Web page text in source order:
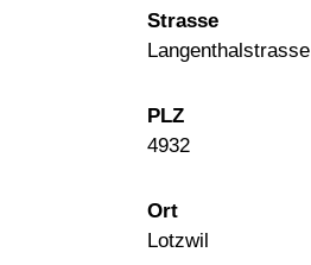
Strasse
PLZ
4932
Ort
Lotzwil